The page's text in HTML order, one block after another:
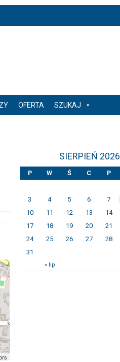
OFERTA SZUKAJ
SIERPIEŃ 2026
P W Ś C P
3
4 5 6 7
10
11 12 13 14
17
18 19 20 21
24
25 26 27 28
31
« lip